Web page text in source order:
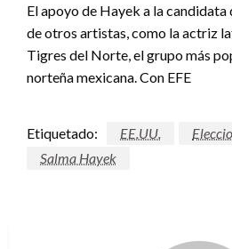
El apoyo de Hayek a la candidata
de otros artistas, como la actriz
Tigres del Norte, el grupo más
norteña mexicana. Con EFE
Etiquetado: EE.UU.
Salma Hayek